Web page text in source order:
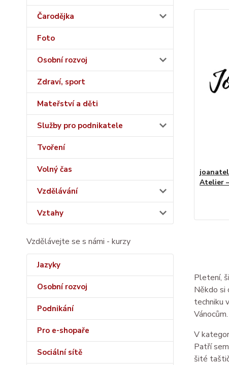
Čarodějka
Foto
Osobní rozvoj
Zdraví, sport
Mateřství a děti
Služby pro podnikatele
Tvoření
Volný čas
Vzdělávání
Vztahy
Vzdělávejte se s námi - kurzy
Jazyky
Osobní rozvoj
Podnikání
Pro e-shopaře
Sociální sítě
Atelier
Pletení,
Někdo si
techniku
Vánocům.
V
Patří
šité